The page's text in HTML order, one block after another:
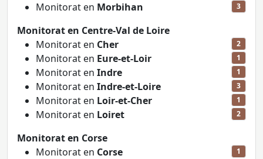
Monitorat en Morbihan 3
Monitorat en Centre-Val de Loire
Monitorat en Cher 2
Monitorat en Eure-et-Loir 1
Monitorat en Indre 1
Monitorat en Indre-et-Loire 3
Monitorat en Loir-et-Cher 1
Monitorat en Loiret 2
Monitorat en Corse
Monitorat en Corse 1